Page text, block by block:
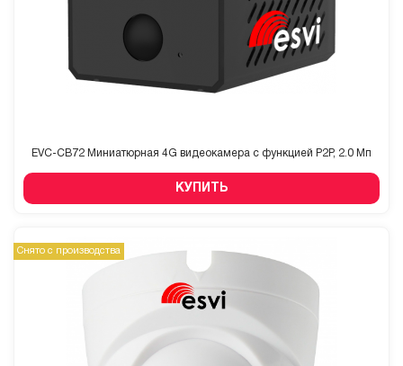
EVC-CB72 Миниатюрная 4G видеокамера с функцией P2P, 2.0 Мп
КУПИТЬ
Снято с производства